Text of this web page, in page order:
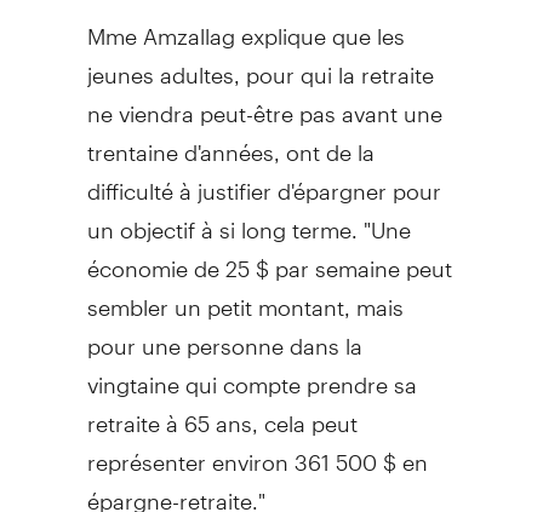
Mme Amzallag explique que les
jeunes adultes, pour qui la retraite
ne viendra peut-être pas avant une
trentaine d'années, ont de la
difficulté à justifier d'épargner pour
un objectif à si long terme. "Une
économie de 25 $ par semaine peut
sembler un petit montant, mais
pour une personne dans la
vingtaine qui compte prendre sa
retraite à 65 ans, cela peut
représenter environ 361 500 $ en
épargne-retraite."